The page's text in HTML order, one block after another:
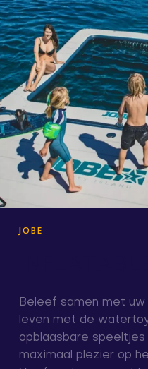
JOBE
Beleef samen met
leven met de
opblaasbare
maximaal plezier op